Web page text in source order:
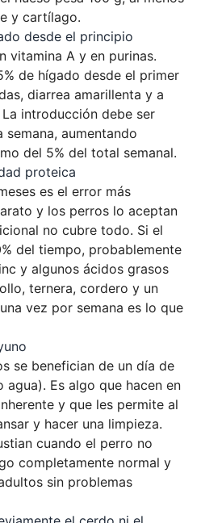
y cartílago.
desde el principio
vitamina A y en purinas.
de hígado desde el primer
diarrea amarillenta y a
introducción debe ser
semana, aumentando
del 5% del total semanal.
proteica
es el error más
y los perros lo aceptan
no cubre todo. Si el
del tiempo, probablemente
y algunos ácidos grasos
ternera, cordero y un
vez por semana es lo que
se benefician de un día de
agua). Es algo que hacen en
y que les permite al
y hacer una limpieza.
cuando el perro no
completamente normal y
sin problemas